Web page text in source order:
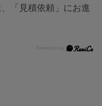
「見積依頼」にお進